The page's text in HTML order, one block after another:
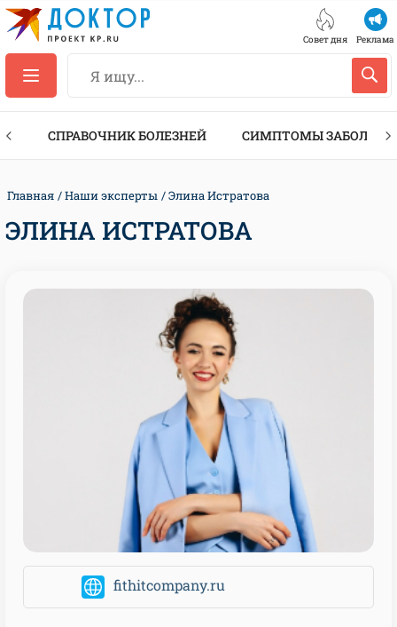
Совет дня Реклама
СПРАВОЧНИК БОЛЕЗНЕЙ СИМПТОМЫ
Главная Наши эксперты Элина Истратова
ЭЛИНА ИСТРАТОВА
fithitcompany.ru